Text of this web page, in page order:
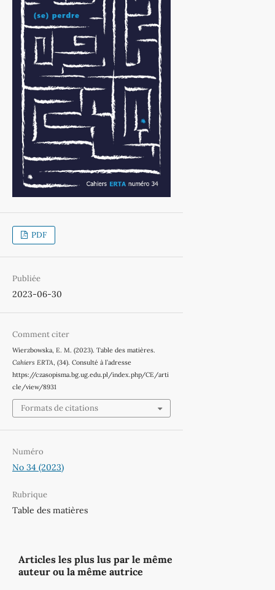
PDF
Publiée
2023-06-30
Comment citer
Wierzbowska, E. M. (2023). Table des matières.
Cahiers ERTA , (34). Consulté à l’adresse
https://czasopisma.bg.ug.edu.pl/index.php/CE/arti
cle/view/8931
Formats de citations
Numéro
No 34 (2023)
Rubrique
Table des matières
Articles les plus lus par le même
auteur ou la même autrice